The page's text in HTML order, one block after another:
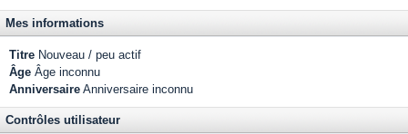
Mes informations
Titre Nouveau / peu actif
Âge Âge inconnu
Anniversaire Anniversaire inconnu
Contrôles utilisateur